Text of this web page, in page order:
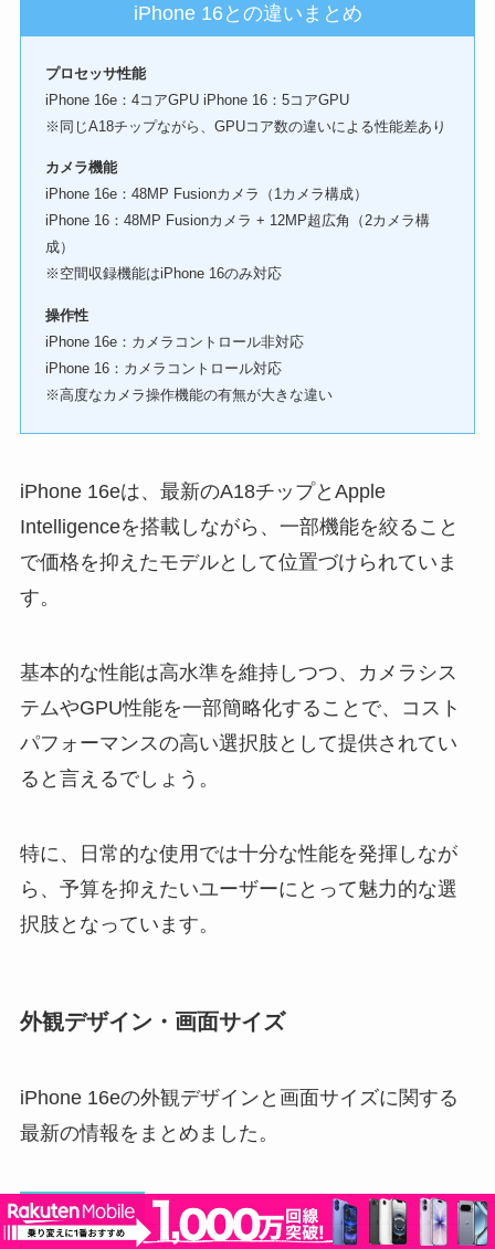
iPhone 16との違いまとめ
プロセッサ性能
iPhone 16e：4コアGPU iPhone 16：5コアGPU
※同じA18チップながら、GPUコア数の違いによる性能差あり
カメラ機能
iPhone 16e：48MP Fusionカメラ（1カメラ構成）
iPhone 16：48MP Fusionカメラ + 12MP超広角（2カメラ構
成）
※空間収録機能はiPhone 16のみ対応
操作性
iPhone 16e：カメラコントロール非対応
iPhone 16：カメラコントロール対応
※高度なカメラ操作機能の有無が大きな違い
iPhone 16eは、最新のA18チップとApple
Intelligenceを搭載しながら、一部機能を絞ること
で価格を抑えたモデルとして位置づけられていま
す。
基本的な性能は高水準を維持しつつ、カメラシス
テムやGPU性能を一部簡略化することで、コスト
パフォーマンスの高い選択肢として提供されてい
ると言えるでしょう。
特に、日常的な使用では十分な性能を発揮しなが
ら、予算を抑えたいユーザーにとって魅力的な選
択肢となっています。
外観デザイン・画面サイズ
iPhone 16eの外観デザインと画面サイズに関する
最新の情報をまとめました。
外観デザイン